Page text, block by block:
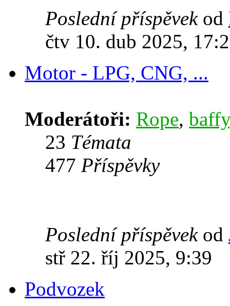
Poslední příspěvekod
čtv 10. dub 2025,
Motor - LPG, CNG, ...
Moderátoři: Rope, baffy
23 Témata
477 Příspěvky
Poslední příspěvekod
stř 22. říj 2025, 9:39
Podvozek